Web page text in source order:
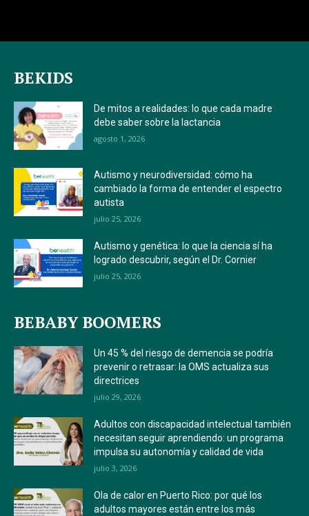
BEKIDS
De mitos a realidades: lo que cada madre
debe saber sobre la lactancia
agosto 1, 2026
Autismo y neurodiversidad: cómo ha
cambiado la forma de entender el espectro
autista
julio 25, 2026
Autismo y genética: lo que la ciencia sí ha
logrado descubrir, según el Dr. Cornier
julio 25, 2026
BEBABY BOOMERS
Un 45 % del riesgo de demencia se podría
prevenir o retrasar: la OMS actualiza sus
directrices
julio 29, 2026
Adultos con discapacidad intelectual también
necesitan seguir aprendiendo: un programa
impulsa su autonomía y calidad de vida
julio 3, 2026
Ola de calor en Puerto Rico: por qué los
adultos mayores están entre los más